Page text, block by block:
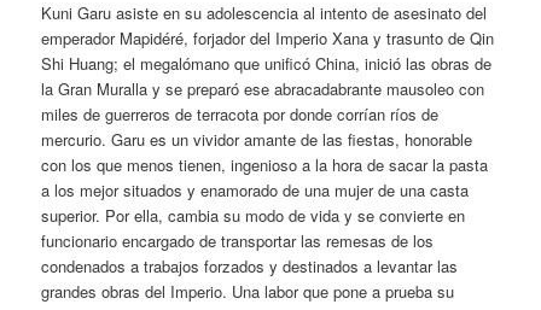
Kuni Garu asiste en su adolescencia al intento de asesinato del
emperador Mapidéré, forjador del Imperio Xana y trasunto de Qin
Shi Huang; el megalómano que unificó China, inició las obras de
la Gran Muralla y se preparó ese abracadabrante mausoleo con
miles de guerreros de terracota por donde corrían ríos de
mercurio. Garu es un vividor amante de las fiestas, honorable
con los que menos tienen, ingenioso a la hora de sacar la pasta
a los mejor situados y enamorado de una mujer de una casta
superior. Por ella, cambia su modo de vida y se convierte en
funcionario encargado de transportar las remesas de los
condenados a trabajos forzados y destinados a levantar las
grandes obras del Imperio. Una labor que pone a prueba su